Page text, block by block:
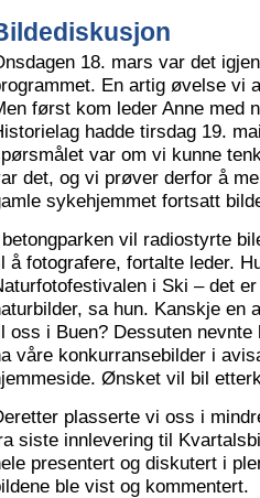
18. mars var det
En artig øvelse vi
først kom leder Anne med
hadde tirsdag 19.
var om vi kunne
det, og vi prøver derfor å
sykehjemmet fortsatt
vil radiostyrte
å fotografere, fortalte leder.
i Ski – det
sa hun. Kanskje en
oss i Buen? Dessuten
våre konkurransebilder i
Ønsket vil bil
plasserte vi oss i
siste innlevering til
presentert og diskutert i
ble vist og kommentert.